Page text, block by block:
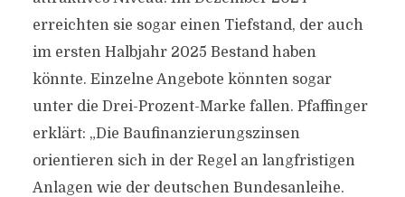
erreichten sie sogar einen Tiefstand, der auch
im ersten Halbjahr 2025 Bestand haben
könnte. Einzelne Angebote könnten sogar
unter die Drei-Prozent-Marke fallen. Pfaffinger
erklärt: „Die Baufinanzierungszinsen
orientieren sich in der Regel an langfristigen
Anlagen wie der deutschen Bundesanleihe.